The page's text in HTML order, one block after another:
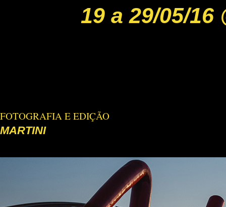
19 a 29/05/
FOTOGRAFIA E EDIÇÃO
MARTINI